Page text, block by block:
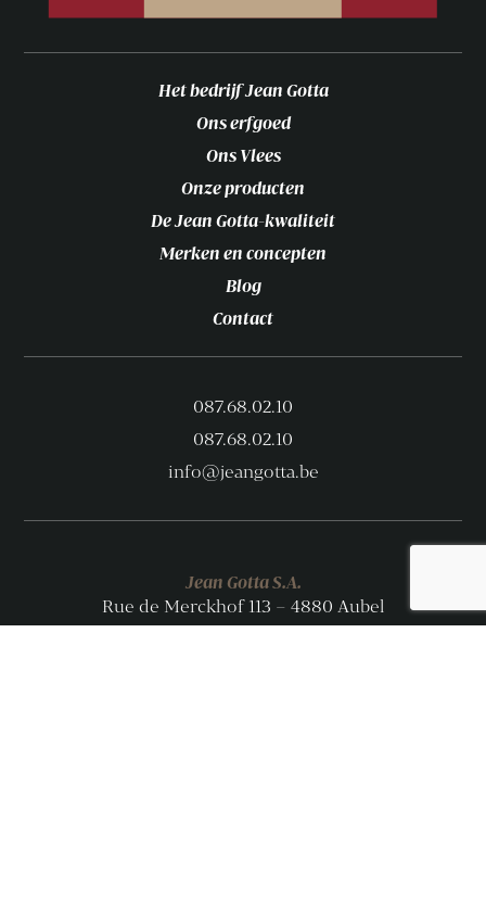
Het bedrijf Jean Gotta
Ons erfgoed
Ons Vlees
Onze producten
De Jean Gotta-kwaliteit
Merken en concepten
Blog
Contact
087.68.02.10
087.68.02.10
info@jeangotta.be
Jean Gotta S.A.
Rue de Merckhof 113 – 4880 Aubel